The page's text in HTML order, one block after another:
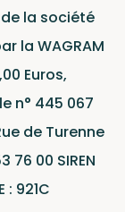
la société
la WAGRAM
Euros,
n° 445 067
de Turenne
76 00 SIREN
: 921C